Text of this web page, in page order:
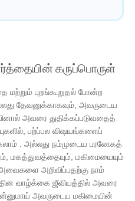
கருப்பொருள்
மற்றும் புறங்கூறுதல் போன்ற
தேவனுக்காகவும், அவருடைய
அவரை துதிக்கப்படுவதைத்
பற்ப்பல விஷயங்களைப்
. அல்லது நம்முடைய பரலோகத்
மகத்துவத்தையும், மகிமையையும்
அறிவிப்பதற்கு நாம்
வாழ்க்கை ஜீவியத்தில் அவரை
அவருடைய மகிமையின்